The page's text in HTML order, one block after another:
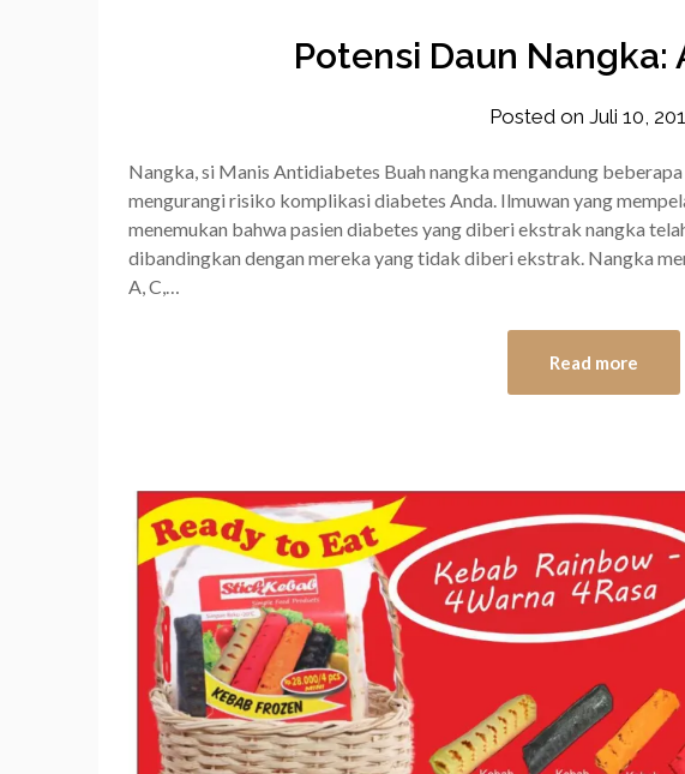
Potensi Daun
Posted on Juli 10,
Nangka, si Manis Antidiabetes Buah nangka mengandung
mengurangi risiko komplikasi diabetes Anda. Ilmuwan yang
menemukan bahwa pasien diabetes yang diberi ekstrak nangka
dibandingkan dengan mereka yang tidak diberi ekstrak. Nangka
A, C,…
Read more